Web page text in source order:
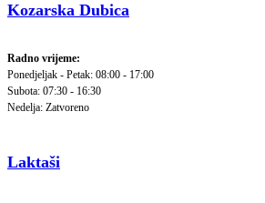
Kozarska Dubica
Radno vrijeme:
Ponedjeljak - Petak: 08:00 - 17:00
Subota: 07:30 - 16:30
Nedelja: Zatvoreno
Laktaši